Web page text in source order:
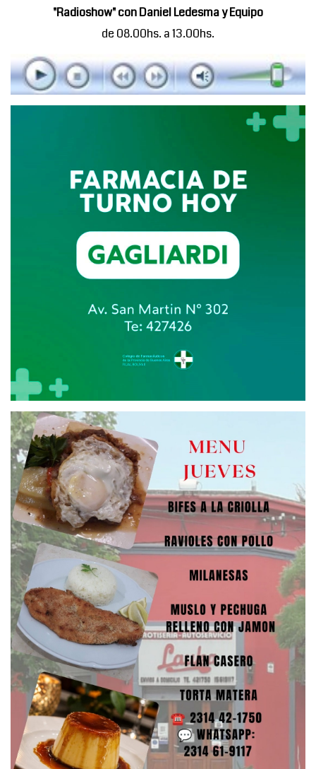
"Radioshow" con Daniel Ledesma y Equipo
de 08.00hs. a 13.00hs.